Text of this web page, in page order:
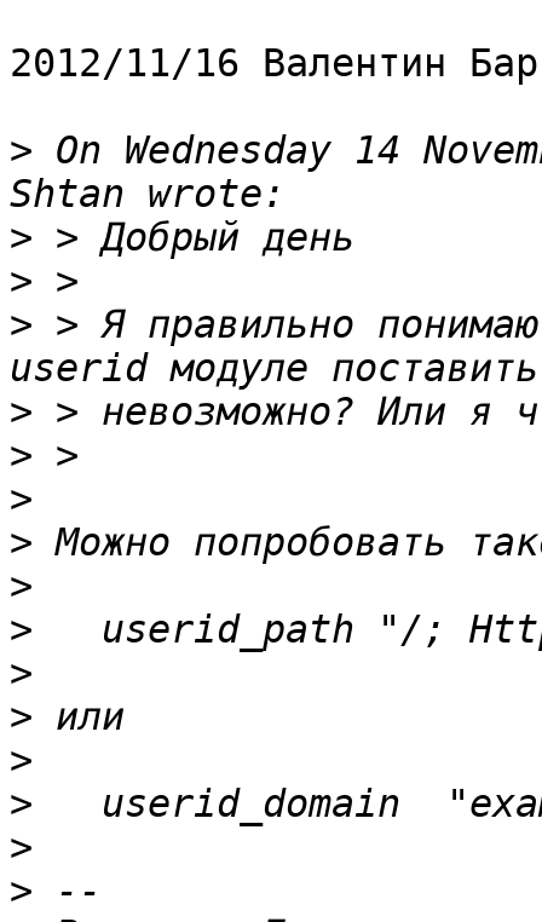
2012/11/16 Валентин
> On Wednesday 14
>
>
> > Я правильно
>
>
>
>
>
>
>
>
>
>
>
>